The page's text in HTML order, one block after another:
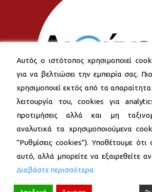
Αυτός ο ιστότοπος χρησιμοποιεί
για να βελτιώσει την εμπειρία σας.
χρησιμοποιεί εκτός από τα
λειτουργία του, cookies για
προτιμήσεις αλλά και μη
αναλυτικά τα χρησιμοποιούμενα
"Ρυθμίσεις cookies"). Υποθέτουμε ότι
αυτό, αλλά μπορείτε να εξαιρεθείτε αν
Διαβάστε περισσότερα